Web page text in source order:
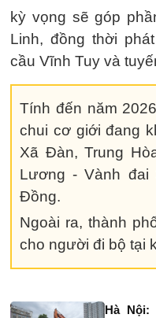
kỳ vọng sẽ góp
Linh, đồng thời
cầu Vĩnh Tuy và
Tính đến năm
chui cơ giới đang
Xã Đàn, Trung
Lương - Vành đai
Đồng.
Ngoài ra, thành
cho người đi bộ tại
Hà Nội: